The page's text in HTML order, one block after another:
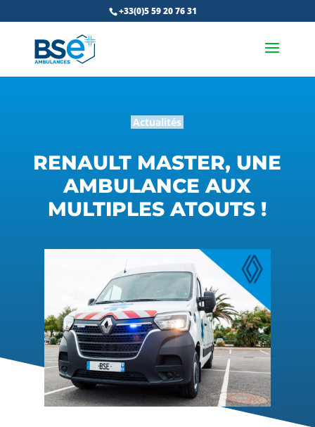
+33(0)5 59 20 76 31
Actualités
RENAULT MASTER, UNE
AMBULANCE AUX
MULTIPLES ATOUTS !